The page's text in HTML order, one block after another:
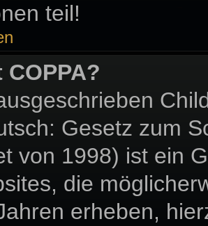
teil!
Gesetz zum
von 1998) ist ein
die
erheben,